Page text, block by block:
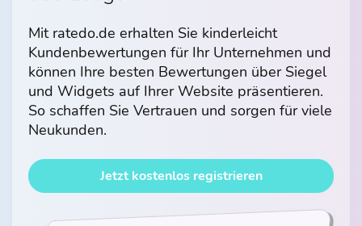
Mit ratedo.de erhalten Sie kinderleicht
Kundenbewertungen für Ihr Unternehmen und
können Ihre besten Bewertungen über Siegel
und Widgets auf Ihrer Website präsentieren.
So schaffen Sie Vertrauen und sorgen für viele
Neukunden.
Jetzt kostenlos registrieren